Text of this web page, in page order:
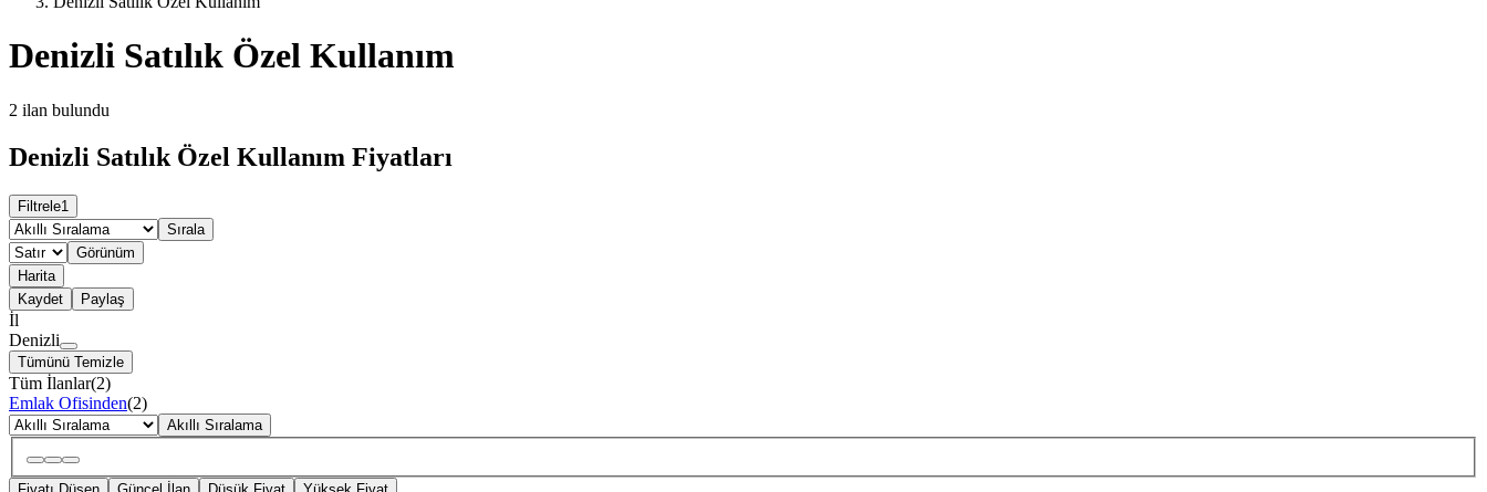
Denizli Satılık Özel Kullanım
2 ilan bulundu
Denizli Satılık Özel Kullanım Fiyatları
Filtrele1
Sırala
Görünüm
Harita
Kaydet
Paylaş
İl
Denizli
Tümünü Temizle
Tüm İlanlar(2)
Emlak Ofisinden(2)
Akıllı Sıralama